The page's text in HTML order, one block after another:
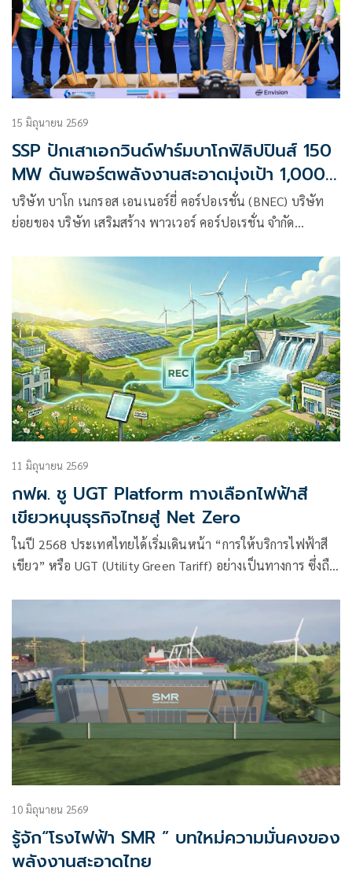
15 มิถุนายน 2569
SSP ปักเสาเอกวินด์ฟาร์มบาโกฟิลิปปินส์ 150
MW ดันพอร์ตพลังงานสะอาดมุ่งเป้า 1,000
MW
บริษัท บาโก เนกรอส เอนเนอร์ยี่ คอร์ปอเรชั่น (BNEC) บริษัท
ย่อยของ บริษัท เสริมสร้าง พาวเวอร์ คอร์ปอเรชั่น จำกัด
หน้าที่สายงานปฏิบัติการ และในฐานะ
11 มิถุนายน 2569
กฟผ. ชู UGT Platform ทางเลือกไฟฟ้าสี
เขียวหนุนธุรกิจไทยสู่ Net Zero
ในปี 2568 ประเทศไทยได้เริ่มเดินหน้า “การให้บริการไฟฟ้าสี
เขียว” หรือ UGT (Utility Green Tariff) อย่างเป็นทางการ ซึ่งถือ
พลังงานหมุนเวียน รวมถึงกลุ่มธุรกิจที่มีความมุ่งมั่นในการใช้
พลังงานสะอาด 100% (RE100
10 มิถุนายน 2569
รู้จัก“โรงไฟฟ้า SMR ” บทใหม่ความมั่นคงของ
พลังงานสะอาดไทย